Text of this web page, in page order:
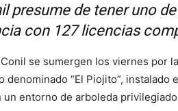
presume de tener uno
con 127 licencias
se sumergen los viernes por
“El Piojito”, instalado
entorno de arboleda